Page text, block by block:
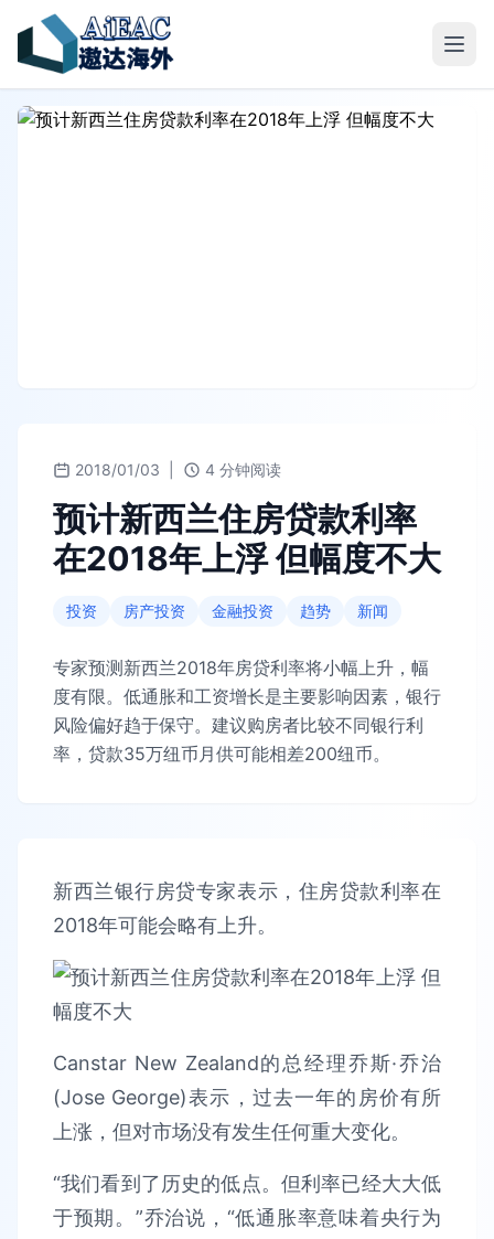
2018/01/03 4 分钟阅读
预计新西兰住房贷款利率
在2018年上浮 但幅度不大
投资 房产投资 金融投资 趋势 新闻
专家预测新西兰2018年房贷利率将小幅上升，幅
度有限。低通胀和工资增长是主要影响因素，银行
风险偏好趋于保守。建议购房者比较不同银行利
率，贷款35万纽币月供可能相差200纽币。
新西兰银行房贷专家表示，住房贷款利率在
2018年可能会略有上升。
Canstar New Zealand的总经理乔斯·乔治
(Jose George)表示，过去一年的房价有所
上涨，但对市场没有发生任何重大变化。
“我们看到了历史的低点。但利率已经大大低
于预期。”乔治说，“低通胀率意味着央行为